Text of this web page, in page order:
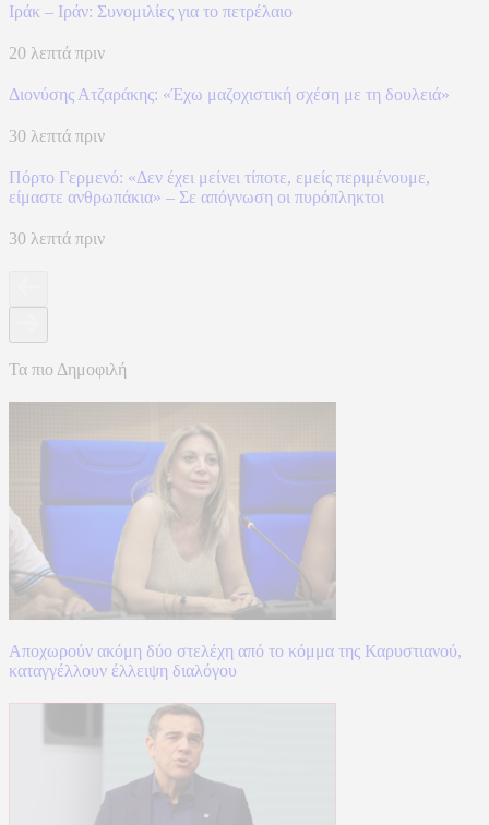
Ιράκ – Ιράν: Συνομιλίες για το πετρέλαιο
20 λεπτά πριν
Διονύσης Ατζαράκης: «Έχω μαζοχιστική σχέση με τη δουλειά»
30 λεπτά πριν
Πόρτο Γερμενό: «Δεν έχει μείνει τίποτε, εμείς περιμένουμε,
είμαστε ανθρωπάκια» – Σε απόγνωση οι πυρόπληκτοι
30 λεπτά πριν
Τα πιο Δημοφιλή
Αποχωρούν ακόμη δύο στελέχη από το κόμμα της Καρυστιανού,
καταγγέλλουν έλλειψη διαλόγου